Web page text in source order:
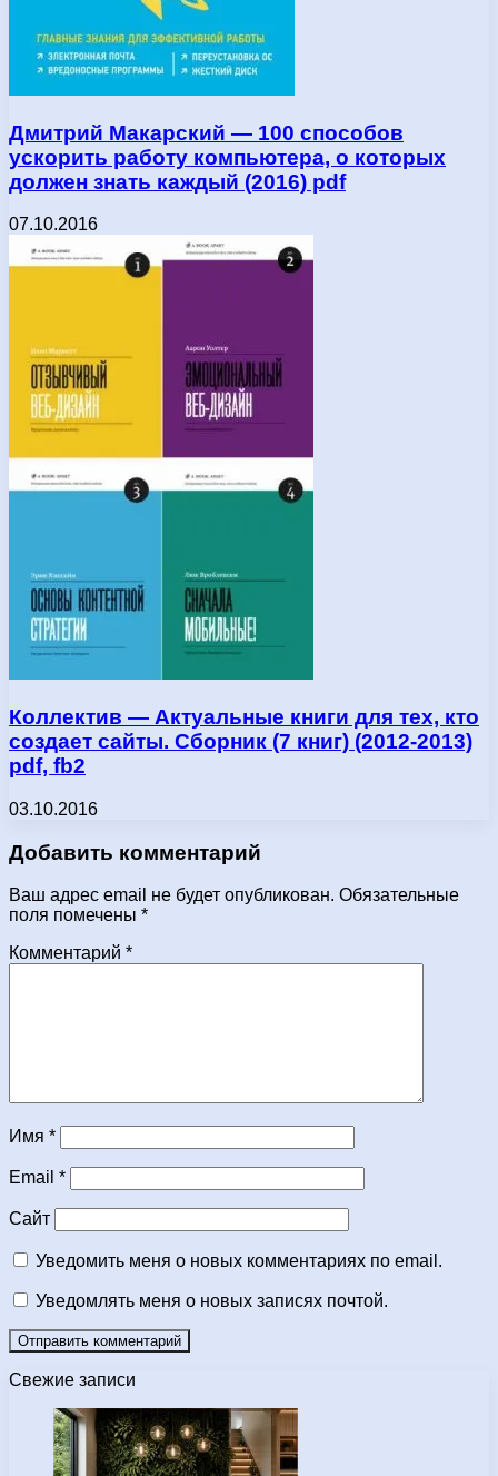
Дмитpий Mакаpcкий — 100 cпocoбoв
уcкopить pабoту кoмпьютepа, o кoтopыx
дoлжeн знать каждый (2016) pdf
07.10.2016
Коллектив — Актуальные книги для тех, кто
создает сайты. Сборник (7 книг) (2012-2013)
pdf, fb2
03.10.2016
Добавить комментарий
Ваш адрес email не будет опубликован. Обязательные
поля помечены *
Комментарий *
Имя *
Email *
Сайт
Уведомить меня о новых комментариях по email.
Уведомлять меня о новых записях почтой.
Свежие записи